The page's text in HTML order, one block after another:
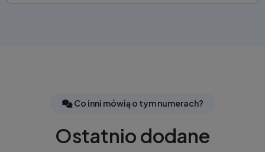
Co inni mówią o tym numerach?
Ostatnio dodane